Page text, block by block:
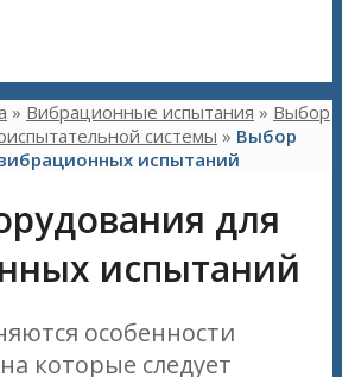
» Вибрационные испытания » Выбор
системы » Выбор
испытаний
для
испытаний
особенности
которые следует